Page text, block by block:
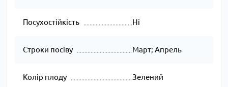
Посухостійкість Ні
Строки посіву Март; Апрель
Колір плоду Зелений